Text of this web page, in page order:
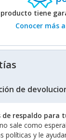
producto tiene
Conocer más
de
de respaldo para
sale como
políticas y le